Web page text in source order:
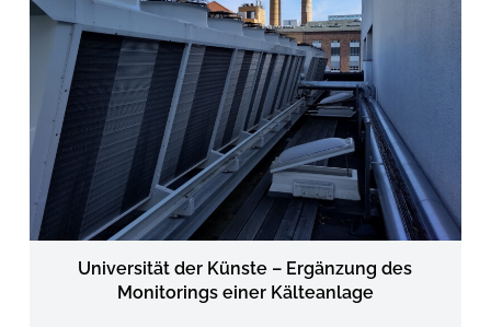
Universität der Künste – Ergänzung des
Monitorings einer Kälteanlage